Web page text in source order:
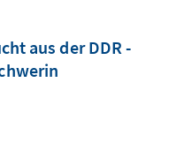
aus der DDR -